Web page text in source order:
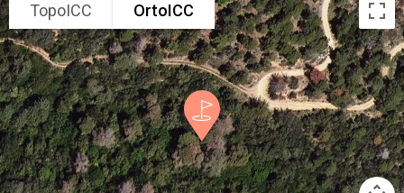
TopoICC OrtoICC